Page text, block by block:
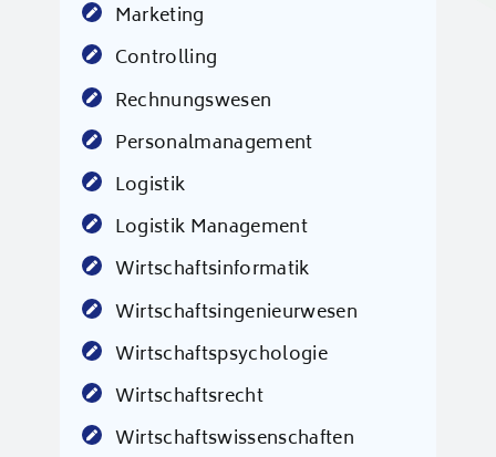
Marketing
Controlling
Rechnungswesen
Personalmanagement
Logistik
Logistik Management
Wirtschaftsinformatik
Wirtschaftsingenieurwesen
Wirtschaftspsychologie
Wirtschaftsrecht
Wirtschaftswissenschaften